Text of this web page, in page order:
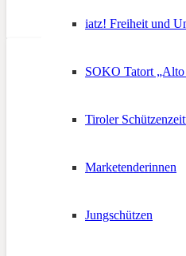
iatz! Freiheit und
SOKO Tatort
Tiroler
Marketenderinnen
Jungschützen
Sepp-
8. Dezember